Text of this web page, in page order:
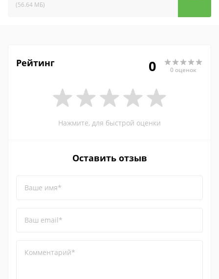
(56.64 МБ)
Рейтинг 0 0 оценок
Нажмите, для быстрой оценки
Оставить отзыв
Ваше имя*
Ваш email*
Комментарий*